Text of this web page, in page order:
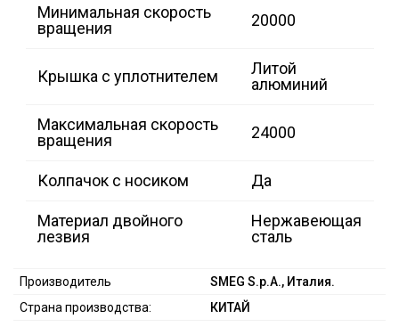
Минимальная скорость
вращения
20000
Крышка с уплотнителем
Литой
алюминий
Максимальная скорость
вращения
24000
Колпачок с носиком Да
Материал двойного
лезвия
Нержавеющая
сталь
Производитель
SMEG S.p.A., Италия.
Страна производства:
КИТАЙ